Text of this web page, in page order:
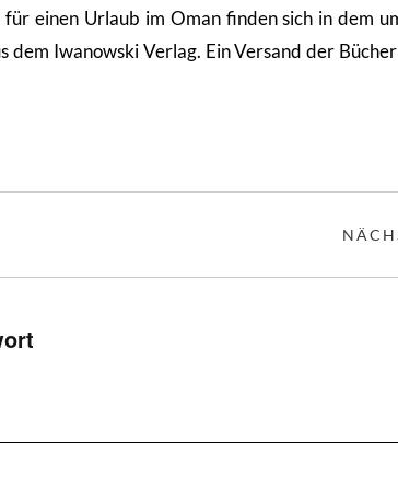
einen Urlaub im Oman finden sich in dem
dem Iwanowski Verlag. Ein Versand der